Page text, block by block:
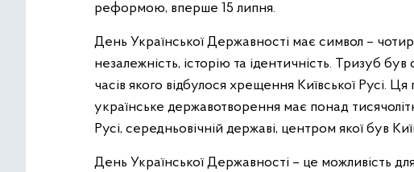
реформою, вперше 15 липня.
День Української Державності має символ –
незалежність, історію та ідентичність. Тризуб
часів якого відбулося хрещення Київської Русі.
українське державотворення має понад
Русі, середньовічній державі, центром якої був
День Української Державності – це можливість